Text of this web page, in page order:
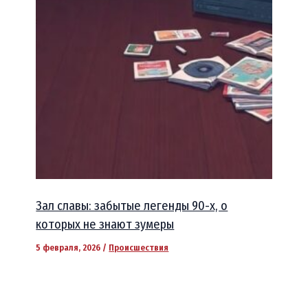
Зал славы: забытые легенды 90-х, о
которых не знают зумеры
5 февраля, 2026 / Происшествия